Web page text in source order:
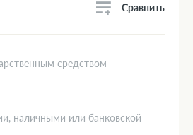
Сравнить
средством
наличными или банковской